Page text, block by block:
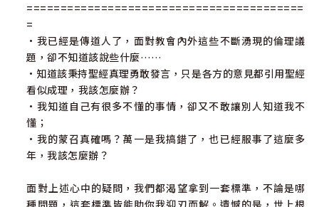
=========================================
=
•我已經是傳道人了，面對教會內外這些不斷湧現的倫理議
題，卻不知道該說些什麼……
•知道該秉持聖經真理勇敢發言，只是各方的意見都引用聖經
看似成理，我該怎麼辦？
•我知道自己有很多不懂的事情，卻又不敢讓別人知道我不
懂；
•我的蒙召真確嗎？萬一是我搞錯了，也已經服事了這麼多
年，我該怎麼辦？
面對上述心中的疑問，我們都渴望拿到一套標準，不論是哪